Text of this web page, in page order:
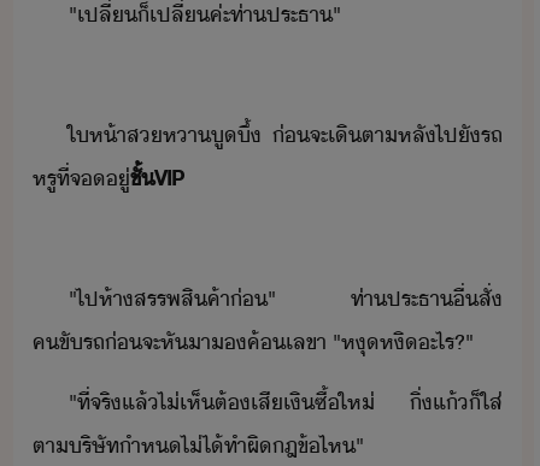
"​เปลี่​็​เปลี่​ค่ะ​ท่า​ประธา​"
ให้า​ส​หา​ูึ้​ ​่​จะ​เิตา​หลั​ไป​ั​รถ​
หรู​ที่​จ​ู่ชั้​VIP
"​ไป​ห้าสรรพสิค้า​่​"​ ​ท่า​ประธา​ื่​สั่​
คขัรถ​่​จะ​หัา​​ค้​เลขา​ ​"​หุหิ​ะไร​?​"
"​ที่จริ​แล้​ไ่เห็​ต้​เสีเิ​ซื้​ให่​ ​ิ่แ้​็​ใส่​
ตา​ริษัท​ำห​ไ่ไ้​ทำผิ​ฎ​ข้​ไห​"